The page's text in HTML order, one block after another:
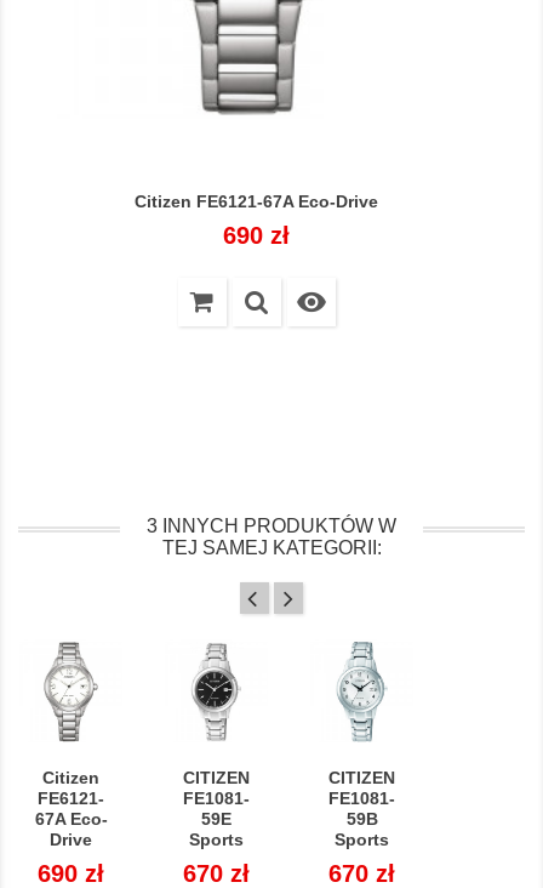
Citizen FE6121-67A Eco-Drive
Cena
690 zł

3 INNYCH PRODUKTÓW W
TEJ SAMEJ KATEGORII:
Citizen
FE6121-
67A Eco-
Drive
Cena
690 zł
CITIZEN
FE1081-
59E
Sports
Cena
670 zł
CITIZEN
FE1081-
59B
Sports
Cena
670 zł